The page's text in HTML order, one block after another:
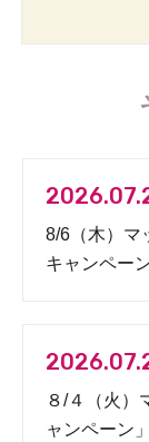
8/6（木）マ
キャンペー
８/４（火）
ャンペーン